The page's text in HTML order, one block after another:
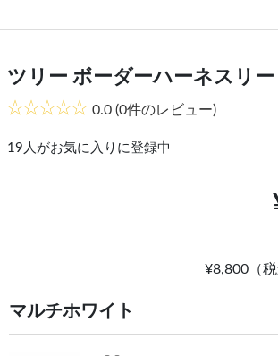
ツリー ボーダーハーネスリー
0.0 (0件のレビュー)
19 人がお気に入りに登録中
¥8,800（
マルチホワイト